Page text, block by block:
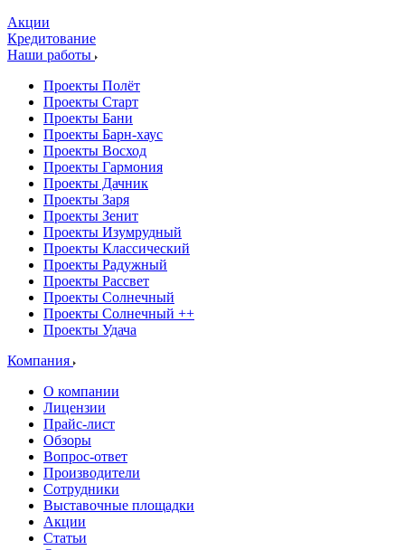
Акции
Кредитование
Наши работы
Проекты Полёт
Проекты Старт
Проекты Бани
Проекты Барн-хаус
Проекты Восход
Проекты Гармония
Проекты Дачник
Проекты Заря
Проекты Зенит
Проекты Изумрудный
Проекты Классический
Проекты Радужный
Проекты Рассвет
Проекты Солнечный
Проекты Солнечный ++
Проекты Удача
Компания
О компании
Лицензии
Прайс-лист
Обзоры
Вопрос-ответ
Производители
Сотрудники
Выставочные площадки
Акции
Статьи